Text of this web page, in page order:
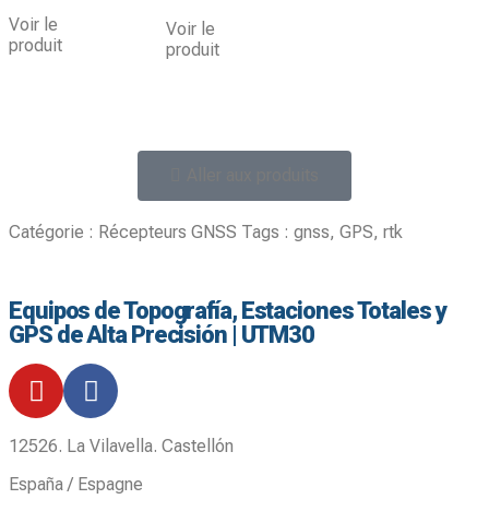
Voir le
produit
Voir le
produit
Catégorie : Récepteurs GNSS Tags : gnss, GPS, rtk
Equipos de Topografía, Estaciones Totales y
GPS de Alta Precisión | UTM30
12526. La Vilavella. Castellón
España / Espagne